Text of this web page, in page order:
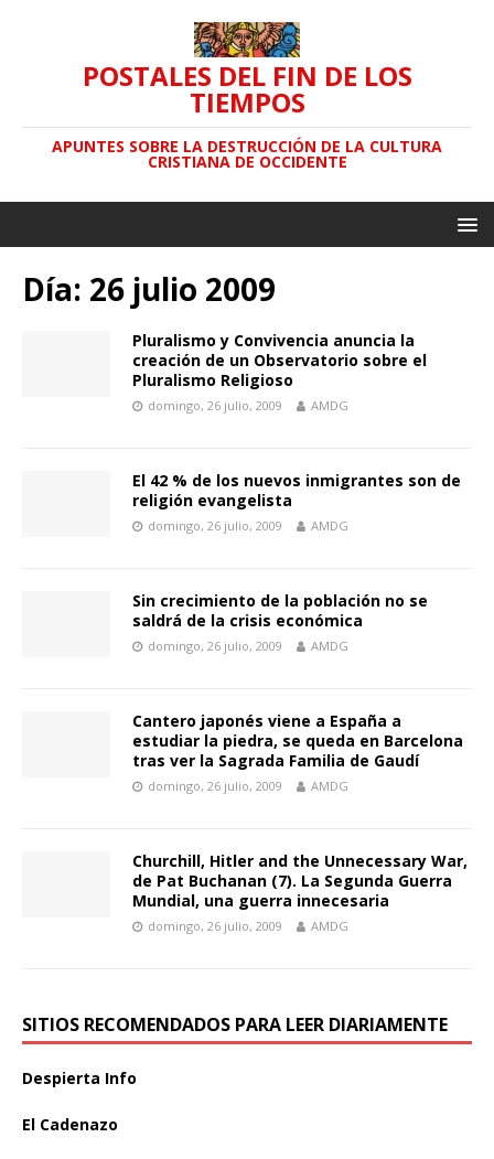
POSTALES DEL FIN DE LOS
TIEMPOS
APUNTES SOBRE LA DESTRUCCIÓN DE LA CULTURA
CRISTIANA DE OCCIDENTE
Día: 26 julio 2009
Pluralismo y Convivencia anuncia la
creación de un Observatorio sobre el
Pluralismo Religioso
domingo, 26 julio, 2009 AMDG
El 42 % de los nuevos inmigrantes son de
religión evangelista
domingo, 26 julio, 2009 AMDG
Sin crecimiento de la población no se
saldrá de la crisis económica
domingo, 26 julio, 2009 AMDG
Cantero japonés viene a España a
estudiar la piedra, se queda en Barcelona
tras ver la Sagrada Familia de Gaudí
domingo, 26 julio, 2009 AMDG
Churchill, Hitler and the Unnecessary War,
de Pat Buchanan (7). La Segunda Guerra
Mundial, una guerra innecesaria
domingo, 26 julio, 2009 AMDG
SITIOS RECOMENDADOS PARA LEER DIARIAMENTE
Despierta Info
El Cadenazo